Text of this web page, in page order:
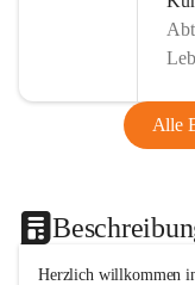
Alle
Herzlich willkommen